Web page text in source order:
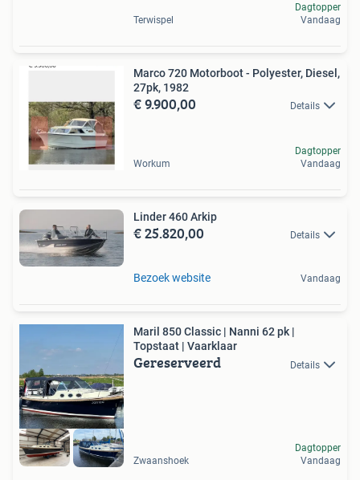
Terwispel
Dagtopper
Vandaag
Marco 720 Motorboot - Polyester, Diesel,
27pk, 1982
€ 9.900,00 Details
Workum
Dagtopper
Vandaag
Linder 460 Arkip
€ 25.820,00 Details
Bezoek website Vandaag
Maril 850 Classic | Nanni 62 pk |
Topstaat | Vaarklaar
Gereserveerd Details
Zwaanshoek
Dagtopper
Vandaag